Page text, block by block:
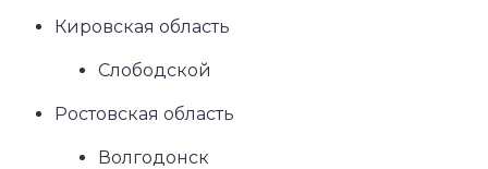
Кировская область
Слободской
Ростовская область
Волгодонск